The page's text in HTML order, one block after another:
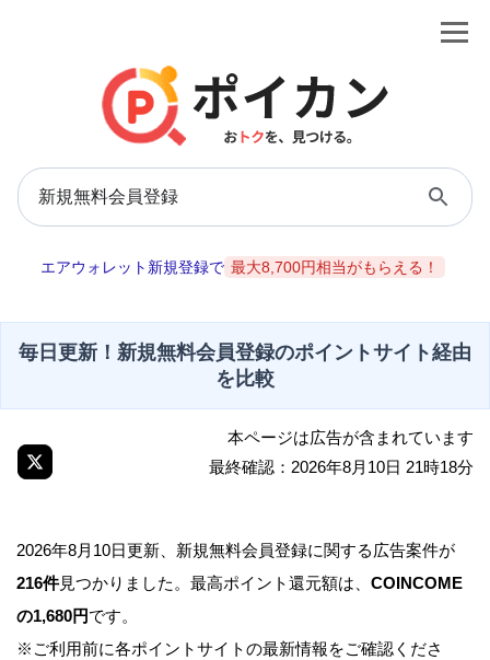
エアウォレット新規登録で 最大8,700円相当がもらえる！
毎日更新！新規無料会員登録のポイントサイト経由
を比較
本ページは広告が含まれています
最終確認：2026年8月10日 21時18分
2026年8月10日更新、新規無料会員登録に関する広告案件が
216件見つかりました。最高ポイント還元額は、 COINCOME
の1,680円です。
※ご利用前に各ポイントサイトの最新情報をご確認くださ